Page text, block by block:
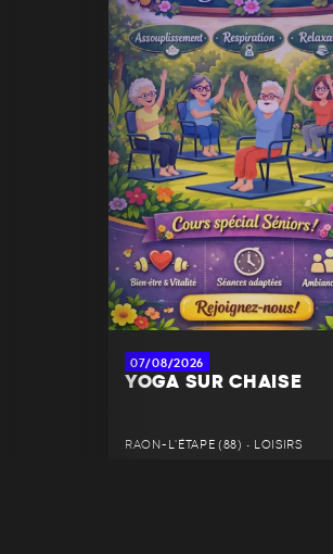
07/08/2026
YOGA SUR CHAISE
RAON-L'ÉTAPE (88) • LOISIRS